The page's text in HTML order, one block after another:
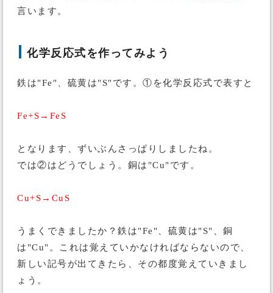
言います。
化学反応式を作ってみよう
鉄は"Fe"、硫黄は"S"です。①を化学反応式で表すと
Fe+S→FeS
となります、ずいぶんさっぱりしましたね。
では②はどうでしょう。銅は"Cu"です。
Cu+S→CuS
うまくできましたか？鉄は"Fe"、硫黄は"S"、銅
は"Cu"。これは覚えていかなければならないので、
新しい記号が出てきたら、その都度覚えていきまし
ょう。